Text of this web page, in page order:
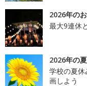
2026年の
最大9連休
2026年の
学校の夏
画しよう